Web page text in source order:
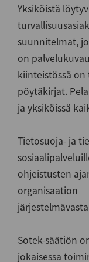
Yksiköistä
suunnitelmat,
on
kiinteistössä
pöytäkirjat.
ja yksiköissä
Tietosuoja- ja
ohjeistusten
organisaation
Sotek-säätiön
jokaisessa